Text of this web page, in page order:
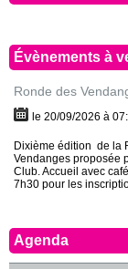
Évènements à
Ronde des
le 20/09/2026 à
Dixième édition de la
Vendanges proposée
Club. Accueil avec
7h30 pour les
Agenda